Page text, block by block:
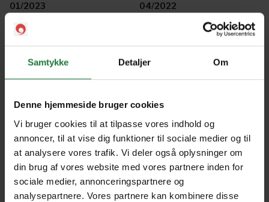
Samtykke Detaljer Om
Denne hjemmeside bruger cookies
Vi bruger cookies til at tilpasse vores indhold og
annoncer, til at vise dig funktioner til sociale medier og til
at analysere vores trafik. Vi deler også oplysninger om
din brug af vores website med vores partnere inden for
sociale medier, annonceringspartnere og
analysepartnere. Vores partnere kan kombinere disse
01/2023 04/2022
01-2022 05-2021
03-2021
02-2021 01-2021